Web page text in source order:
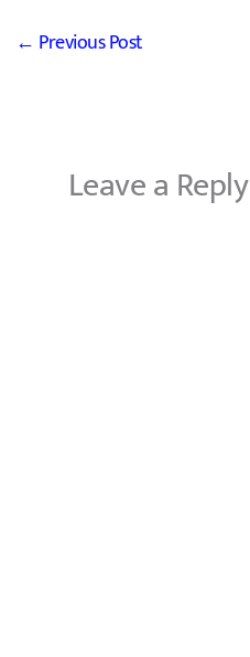
← Previous Post
Leave a Reply